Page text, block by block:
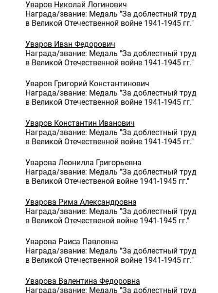
Уваров Николай Логинович
Награда/звание: Медаль "За доблестный труд
в Великой Отечественной войне 1941-1945 гг."
Уваров Иван Федорович
Награда/звание: Медаль "За доблестный труд
в Великой Отечественной войне 1941-1945 гг."
Уваров Григорий Константинович
Награда/звание: Медаль "За доблестный труд
в Великой Отечественной войне 1941-1945 гг."
Уваров Константин Иванович
Награда/звание: Медаль "За доблестный труд
в Великой Отечественной войне 1941-1945 гг."
Уварова Леонилла Григорьевна
Награда/звание: Медаль "За доблестный труд
в Великой Отечественой войне 1941-1945 гг."
Уварова Рима Александровна
Награда/звание: Медаль "За доблестный труд
в Великой Отечественой войне 1941-1945 гг."
Уварова Раиса Павловна
Награда/звание: Медаль "За доблестный труд
в Великой Отечественной войне 1941-1945 гг."
Уварова Валентина Федоровна
Награда/звание: Медаль "За доблестный труд